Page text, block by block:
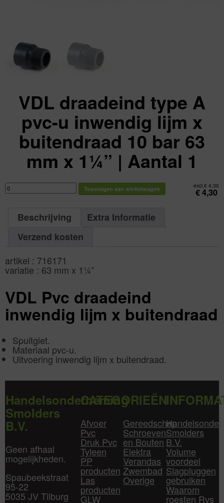
VDL draadeind type A
pvc-u inwendig lijm x
buitendraad 10 bar 63
mm x 1¼” | Aantal 1
excl.€ 4,30
€4,30
VDL
draadeind
type
inwendig
buitendraad
x
1¼"
|
Toevoegen aan winkelwagen
Beschrijving
Extra Informatie
Verzend kosten
artikel : 716171
variatie : 63 mm x 1¼”
VDL Pvc draadeind
inwendig lijm x buitendraad
Spuitgiet.
Materiaal pvc-u.
Uitvoering inwendig lijm x buitendraad.
Handelsonderneming
Smolders
B.V.
Geen afhaal
mogelijkheden.
Spaubeekstraat
95-22
5035 JV Tilburg
CATEGORIEËN
Afvoer
Pvc
Druk Pvc
Tyleen
PP
producten
Las
producten
GLW
Gereedschap
Schroeven
en Bouten
Elektra
Verandas
Zwembad
Overige
Smolders
B.V.
Volume
voordeel
Slagpluggen
gebruiken
Waarom
roesten Rvs